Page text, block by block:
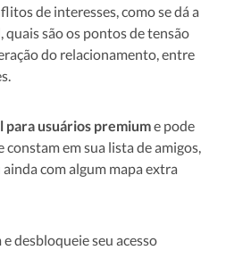
de interesses, como se dá a
são os pontos de tensão
do relacionamento, entre
usuários premiume pode
em sua lista de amigos,
com algum mapa extra
desbloqueie seu acesso